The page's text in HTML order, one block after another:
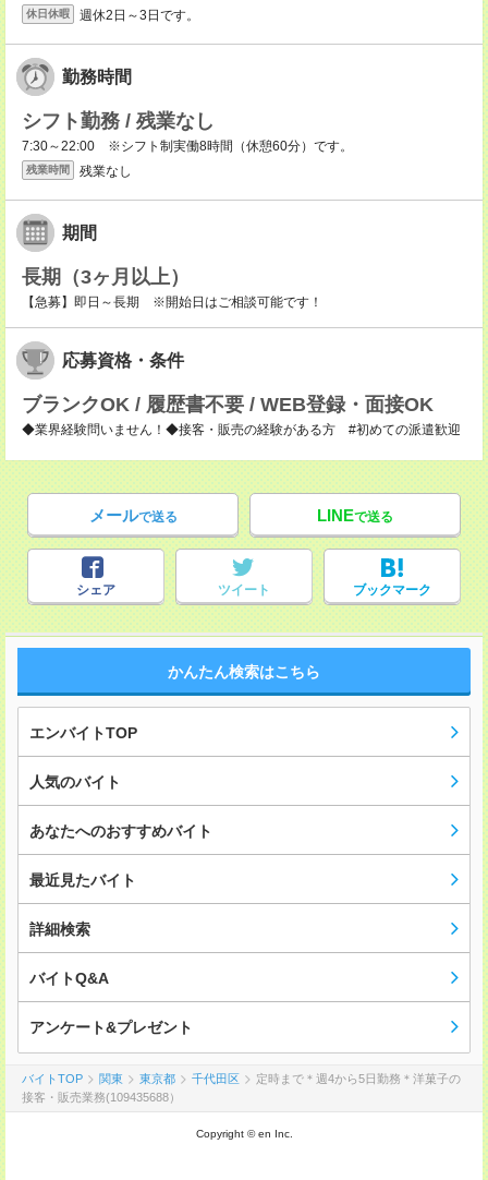
休日休暇 週休2日～3日です。
勤務時間
シフト勤務 / 残業なし
7:30～22:00 ※シフト制実働8時間（休憩60分）です。
残業時間 残業なし
期間
長期（3ヶ月以上）
【急募】即日～長期 ※開始日はご相談可能です！
応募資格・条件
ブランクOK / 履歴書不要 / WEB登録・面接OK
◆業界経験問いません！◆接客・販売の経験がある方 #初めての派遣歓迎
メールで送る LINEで送る
シェア ツイート ブックマーク
かんたん検索はこちら
エンバイトTOP
人気のバイト
あなたへのおすすめバイト
最近見たバイト
詳細検索
バイトQ&A
アンケート&プレゼント
バイトTOP 関東 東京都 千代田区
定時まで＊週4から5日勤務＊洋菓子の
接客・販売業務(109435688）
Copyright © en Inc.